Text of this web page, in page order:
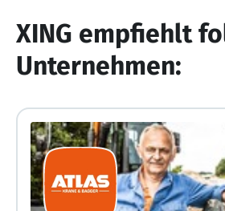
XING empfiehlt
Unternehmen: